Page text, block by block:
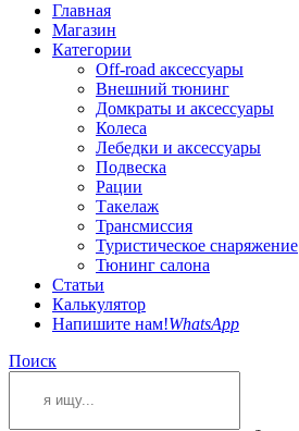
Главная
Магазин
Категории
Off-road аксессуары
Внешний тюнинг
Домкраты и аксессуары
Колеса
Лебедки и аксессуары
Подвеска
Рации
Такелаж
Трансмиссия
Туристическое снаряжение
Тюнинг салона
Статьи
Калькулятор
Напишите нам!WhatsApp
Поиск